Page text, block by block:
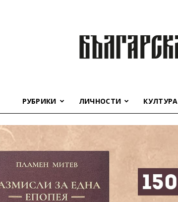
РУБРИКИ ЛИЧНОСТИ КУЛТУРА